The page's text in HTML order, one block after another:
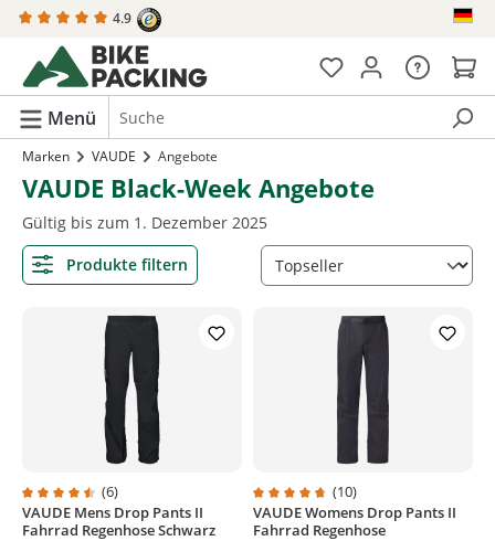
springen 4.9
Menü
Marken VAUDE Angebote
VAUDE Black-Week Angebote
Gültig bis zum 1. Dezember 2025
Produkte filtern
Durchschnittliche Bewertung von 4.5 von 5 Sternen
(6)
VAUDE Mens Drop Pants II
Fahrrad Regenhose Schwarz
Durchschnittliche Bewertung
(10)
VAUDE Womens Drop Pants II
Fahrrad Regenhose